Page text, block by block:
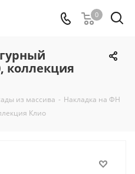
0
коллекция
из массива - Накладка на ФН
Клио